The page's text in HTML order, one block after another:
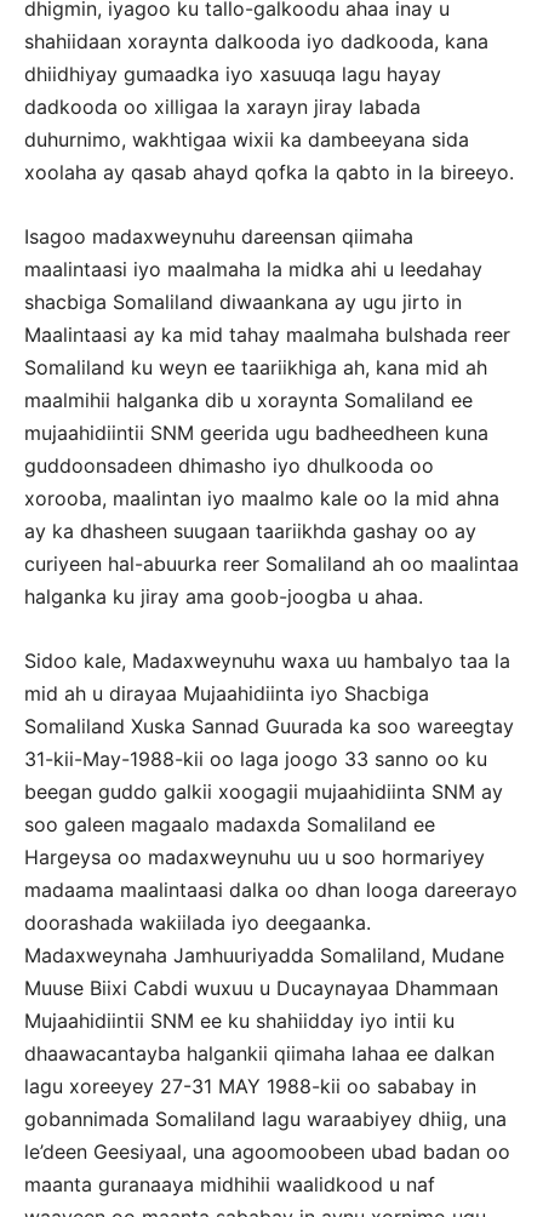
dhigmin, iyagoo ku tallo-galkoodu ahaa inay u
shahiidaan xoraynta dalkooda iyo dadkooda, kana
dhiidhiyay gumaadka iyo xasuuqa lagu hayay
dadkooda oo xilligaa la xarayn jiray labada
duhurnimo, wakhtigaa wixii ka dambeeyana sida
xoolaha ay qasab ahayd qofka la qabto in la bireeyo.
Isagoo madaxweynuhu dareensan qiimaha
maalintaasi iyo maalmaha la midka ahi u leedahay
shacbiga Somaliland diwaankana ay ugu jirto in
Maalintaasi ay ka mid tahay maalmaha bulshada reer
Somaliland ku weyn ee taariikhiga ah, kana mid ah
maalmihii halganka dib u xoraynta Somaliland ee
mujaahidiintii SNM geerida ugu badheedheen kuna
guddoonsadeen dhimasho iyo dhulkooda oo
xorooba, maalintan iyo maalmo kale oo la mid ahna
ay ka dhasheen suugaan taariikhda gashay oo ay
curiyeen hal-abuurka reer Somaliland ah oo maalintaa
halganka ku jiray ama goob-joogba u ahaa.
Sidoo kale, Madaxweynuhu waxa uu hambalyo taa la
mid ah u dirayaa Mujaahidiinta iyo Shacbiga
Somaliland Xuska Sannad Guurada ka soo wareegtay
31-kii-May-1988-kii oo laga joogo 33 sanno oo ku
beegan guddo galkii xoogagii mujaahidiinta SNM ay
soo galeen magaalo madaxda Somaliland ee
Hargeysa oo madaxweynuhu uu u soo hormariyey
madaama maalintaasi dalka oo dhan looga dareerayo
doorashada wakiilada iyo deegaanka.
Madaxweynaha Jamhuuriyadda Somaliland, Mudane
Muuse Biixi Cabdi wuxuu u Ducaynayaa Dhammaan
Mujaahidiintii SNM ee ku shahiidday iyo intii ku
dhaawacantayba halgankii qiimaha lahaa ee dalkan
lagu xoreeyey 27-31 MAY 1988-kii oo sababay in
gobannimada Somaliland lagu waraabiyey dhiig, una
le’deen Geesiyaal, una agoomoobeen ubad badan oo
maanta guranaaya midhihii waalidkood u naf